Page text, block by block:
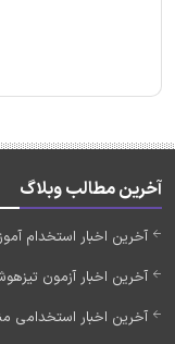
آخرین مطالب وبلاگ
آخرین اخبار استخدام آموزش و
آخرین اخبار آزمون
آخرین اخبار استخدامی